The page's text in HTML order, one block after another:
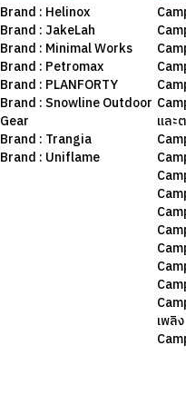
Brand : Helinox
Brand : JakeLah
Brand : Minimal Works
Brand : Petromax
Brand : PLANFORTY
Brand : Snowline Outdoor
Gear
Brand : Trangia
Brand : Uniflame
และ
เพลิง